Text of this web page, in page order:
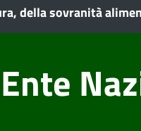
della sovranità
Ente